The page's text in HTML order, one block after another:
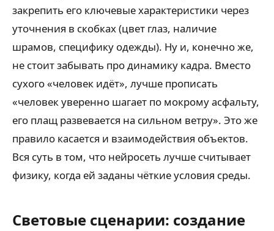
закрепить его ключевые характеристики через
уточнения в скобках (цвет глаз, наличие
шрамов, специфику одежды). Ну и, конечно же,
не стоит забывать про динамику кадра. Вместо
сухого «человек идёт», лучше прописать
«человек уверенно шагает по мокрому асфальту,
его плащ развевается на сильном ветру». Это же
правило касается и взаимодействия объектов.
Вся суть в том, что нейросеть лучше считывает
физику, когда ей заданы чёткие условия среды.
Световые сценарии: создание